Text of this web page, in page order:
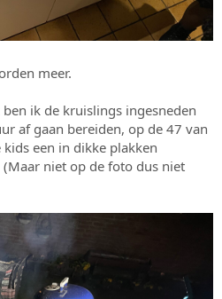
meer.
ik de kruislings ingesneden
af gaan bereiden, op de 47 van
een in dikke plakken
niet op de foto dus niet